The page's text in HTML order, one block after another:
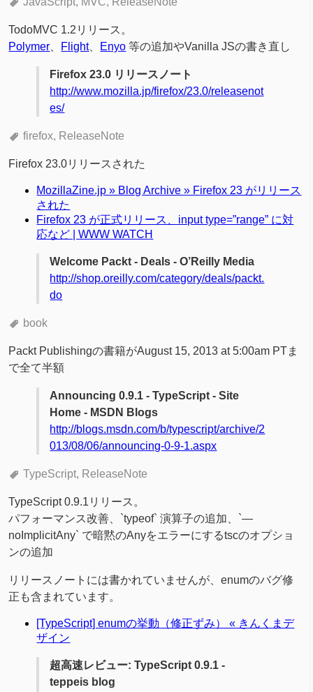
TodoMVC 1.2リリース。
Polymer
Flight、 Enyo 等の追加やVanilla JSの書き直し
Firefox 23.0 リリースノート
http://www.mozilla.jp/firefox/23.0/releasenot
es/
firefox ReleaseNote
Firefox 23.0リリースされた
MozillaZine.jp » Blog Archive » Firefox 23 がリリース
された
Firefox 23 が正式リリース、input type=”range” に対
応など | WWW WATCH
Welcome Packt - Deals - O’Reilly Media
http://shop.oreilly.com/category/deals/packt.
do
book
Packt Publishingの書籍がAugust 15, 2013 at 5:00am PTま
で全て半額
Announcing 0.9.1 - TypeScript - Site
Home - MSDN Blogs
http://blogs.msdn.com/b/typescript/archive/2
013/08/06/announcing-0-9-1.aspx
TypeScript ReleaseNote
TypeScript 0.9.1リリース。
パフォーマンス改善、`typeof` 演算子の追加、`—
noImplicitAny` で暗黙のAnyをエラーにするtscのオプショ
ンの追加
リリースノートには書かれていませんが、enumのバグ修
正も含まれています。
[TypeScript] enumの挙動（修正ずみ） « きんくまデ
ザイン
超高速レビュー: TypeScript 0.9.1 -
teppeis blog